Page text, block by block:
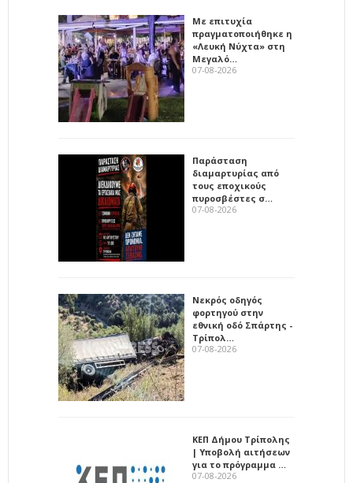
Με επιτυχία
πραγματοποιήθηκε η
«Λευκή Νύχτα» στη
Μεγαλό…
07-08-2026
Παράσταση
διαμαρτυρίας από
τους εποχικούς
πυροσβέστες σ…
07-08-2026
Νεκρός οδηγός
φορτηγού στην
εθνική οδό Σπάρτης -
Τρίπολ…
07-08-2026
ΚΕΠ Δήμου Τρίπολης
| Υποβολή αιτήσεων
για το πρόγραμμα …
07-08-2026